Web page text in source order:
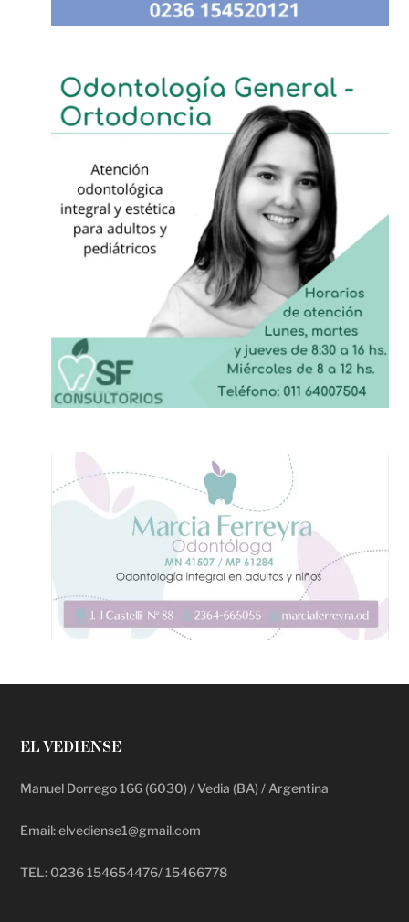
EL VEDIENSE
Manuel Dorrego 166 (6030) / Vedia (BA) / Argentina
Email: elvediense1@gmail.com
TEL: 0236 154654476/ 15466778